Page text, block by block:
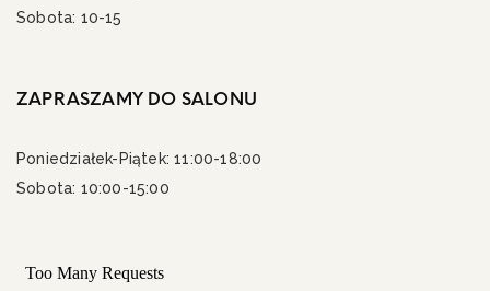
Sobota: 10-15
ZAPRASZAMY DO SALONU
Poniedziałek-Piątek: 11:00-18:00
Sobota: 10:00-15:00